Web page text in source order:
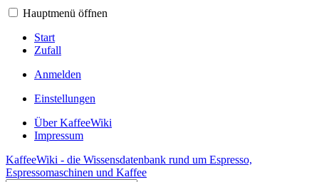
Hauptmenü öffnen
Start
Zufall
Anmelden
Einstellungen
Über KaffeeWiki
Impressum
KaffeeWiki - die Wissensdatenbank rund um Espresso,
Espressomaschinen und Kaffee